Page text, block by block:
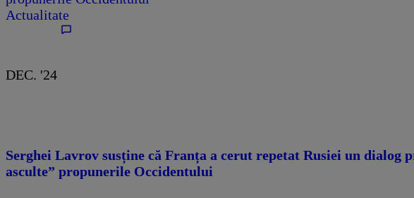
Actualitate
DEC. '24
Serghei Lavrov susține că Franța a cerut repetat Rusiei un
asculte” propunerile Occidentului